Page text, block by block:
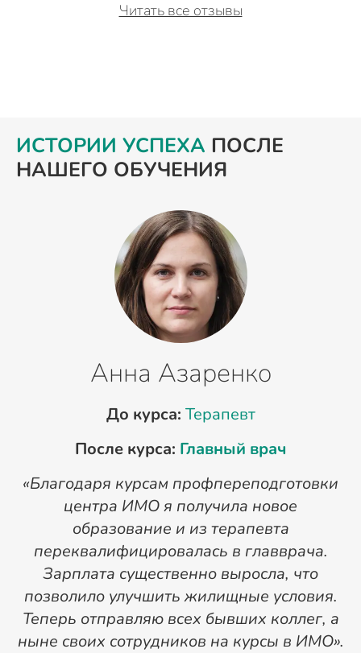
Читать все отзывы
ИСТОРИИ УСПЕХА ПОСЛЕ
НАШЕГО ОБУЧЕНИЯ
Анна Азаренко
До курса: Терапевт
После курса: Главный врач
«Благодаря курсам профпереподготовки
центра ИМО я получила новое
образование и из терапевта
переквалифицировалась в главврача.
Зарплата существенно выросла, что
позволило улучшить жилищные условия.
Теперь отправляю всех бывших коллег, а
ныне своих сотрудников на курсы в ИМО».